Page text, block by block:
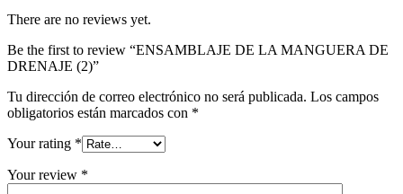
There are no reviews yet.
Be the first to review “ENSAMBLAJE DE LA MANGUERA DE
DRENAJE (2)”
Tu dirección de correo electrónico no será publicada. Los campos
obligatorios están marcados con *
Your rating *
Your review *